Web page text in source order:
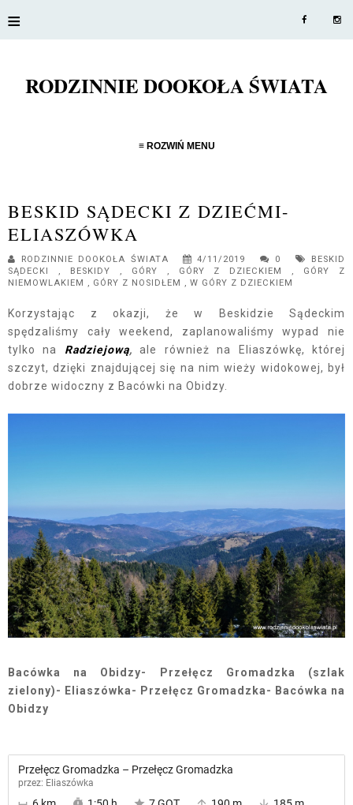
≡
RODZINNIE DOOKOŁA ŚWIATA
≡ ROZWIŃ MENU
BESKID SĄDECKI Z DZIEĆMI-
ELIASZÓWKA
RODZINNIE DOOKOŁA ŚWIATA 4/11/2019 0
BESKID
SĄDECKI , BESKIDY , GÓRY , GÓRY Z DZIECKIEM , GÓRY Z
NIEMOWLAKIEM , GÓRY Z NOSIDŁEM , W GÓRY Z DZIECKIEM
Korzystając z okazji, że w Beskidzie Sądeckim
spędzaliśmy cały weekend, zaplanowaliśmy wypad nie
tylko na Radziejową,ale również na Eliaszówkę, której
szczyt, dzięki znajdującej się na nim wieży widokowej, był
dobrze widoczny z Bacówki na Obidzy.
Bacówka na Obidzy- Przełęcz Gromadzka (szlak
zielony)- Eliaszówka- Przełęcz Gromadzka- Bacówka na
Obidzy